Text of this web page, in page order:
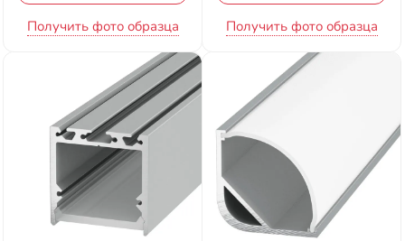
Получить фото образца Получить фото образца